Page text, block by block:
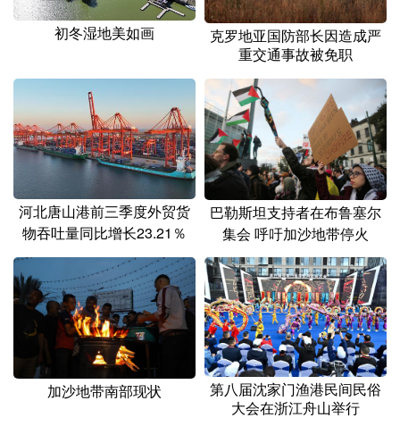
初冬湿地美如画
克罗地亚国防部长因造成严
重交通事故被免职
河北唐山港前三季度外贸货
物吞吐量同比增长23.21％
巴勒斯坦支持者在布鲁塞尔
集会 呼吁加沙地带停火
加沙地带南部现状
第八届沈家门渔港民间民俗
大会在浙江舟山举行